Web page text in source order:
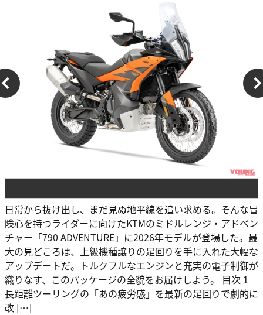
日常から抜け出し、まだ見ぬ地平線を追い求める。そんな冒
険心を持つライダーに向けたKTMのミドルレンジ・アドベン
チャー「790 ADVENTURE」に2026年モデルが登場した。最
大の見どころは、上級機種譲りの足回りを手に入れた大幅な
アップデートだ。トルクフルなエンジンと充実の電子制御が
織りなす、このパッケージの全貌をお届けしよう。 目次 1
長距離ツーリングの「あの疲労感」を最新の足回りで劇的に
改 […]